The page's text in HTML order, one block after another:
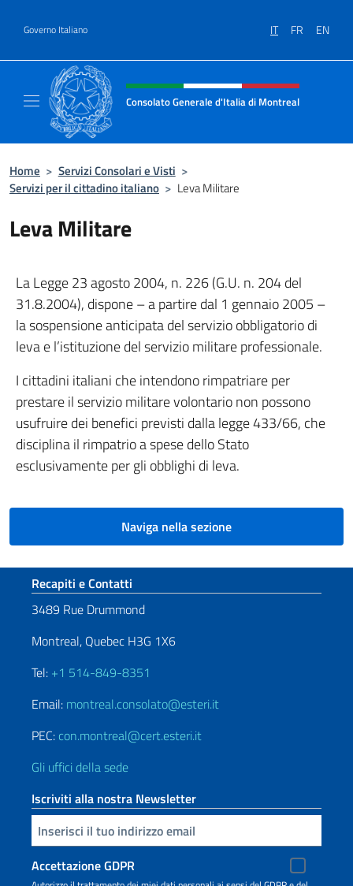
Governo Italiano IT FR EN
Intestazione sito, social e menù
Consolato Generale d'Italia di Montreal
Home > Servizi Consolari e Visti >
Servizi per il cittadino italiano > Leva Militare
Leva Militare
La Legge 23 agosto 2004, n. 226 (G.U. n. 204 del
31.8.2004), dispone – a partire dal 1 gennaio 2005 –
la sospensione anticipata del servizio obbligatorio di
leva e l’istituzione del servizio militare professionale.
I cittadini italiani che intendono rimpatriare per
prestare il servizio militare volontario non possono
usufruire dei benefici previsti dalla legge 433/66, che
disciplina il rimpatrio a spese dello Stato
esclusivamente per gli obblighi di leva.
Naviga nella sezione
Sezione footer
Recapiti e Contatti
3489 Rue Drummond
Montreal, Quebec H3G 1X6
Tel: +1 514-849-8351
Email: montreal.consolato@esteri.it
PEC: con.montreal@cert.esteri.it
Gli uffici della sede
Iscriviti alla nostra Newsletter
Inserisci la tua email
Accettazione GDPR